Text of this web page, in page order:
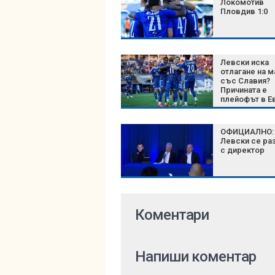
Локомотив
Пловдив 1:0
Левски иска
отлагане на
със Славия?
Причината е
плейофът в
и правилото
ОФИЦИАЛНО:
Левски се
с директор
Коментари
Напиши коментар